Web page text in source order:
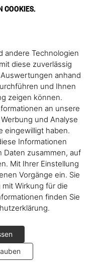
COOKIES.
andere Technologien
diese zuverlässig
anhand
und Ihnen
zeigen können.
an unsere
und Analyse
eingewilligt haben.
Informationen
Daten zusammen, auf
Mit Ihrer Einstellung
Vorgänge ein. Sie
Wirkung für die
finden Sie